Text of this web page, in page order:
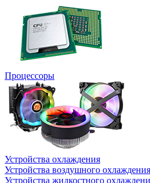
Процессоры
Устройства охлаждения
Устройства воздушного охлаждения
Устройства жидкостного